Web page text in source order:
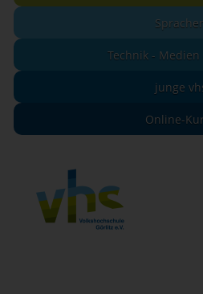
Technik -
junge
Online-